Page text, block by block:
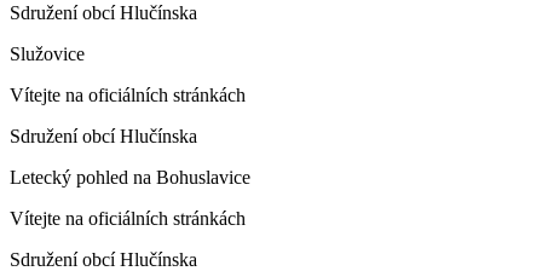
Sdružení obcí Hlučínska
Služovice
Vítejte na oficiálních stránkách
Sdružení obcí Hlučínska
Letecký pohled na Bohuslavice
Vítejte na oficiálních stránkách
Sdružení obcí Hlučínska